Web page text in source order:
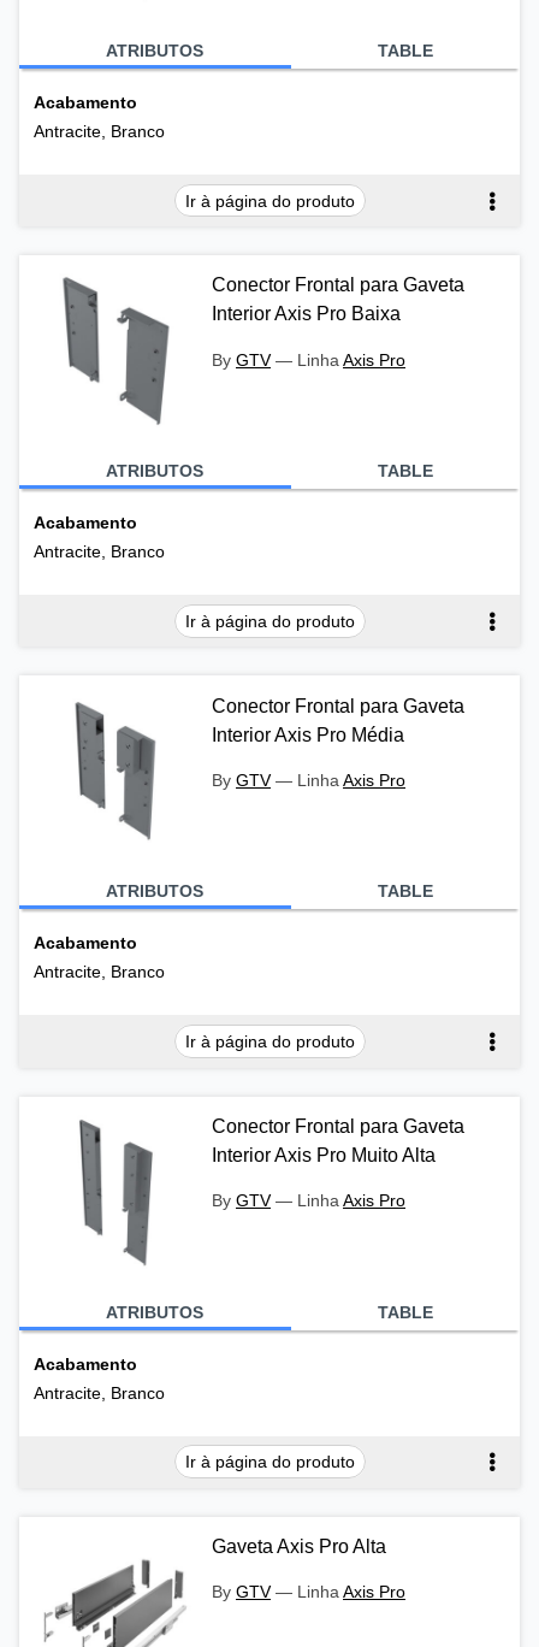
ATRIBUTOS TABLE
Acabamento
Antracite, Branco
Ir à página do produto
Conector Frontal para Gaveta
Interior Axis Pro Baixa
By GTV— Linha Axis Pro
ATRIBUTOS TABLE
Acabamento
Antracite, Branco
Ir à página do produto
Conector Frontal para Gaveta
Interior Axis Pro Média
By GTV— Linha Axis Pro
ATRIBUTOS TABLE
Acabamento
Antracite, Branco
Ir à página do produto
Conector Frontal para Gaveta
Interior Axis Pro Muito Alta
By GTV— Linha Axis Pro
ATRIBUTOS TABLE
Acabamento
Antracite, Branco
Ir à página do produto
Gaveta Axis Pro Alta
By GTV— LinhaAxis Pro